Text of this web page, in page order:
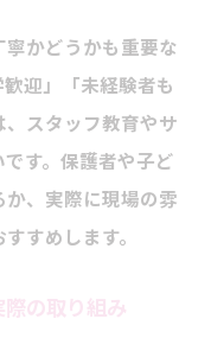
かどうかも重要な
迎」「未経験者も
スタッフ教育やサ
す。保護者や子ど
、実際に現場の雰
すめします。
の取り組み